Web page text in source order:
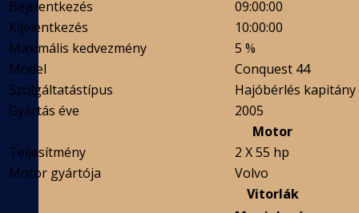
Bejelentkezés
09:00:00
Kijelentkezés
10:00:00
Maximális kedvezmény
5 %
Model
Conquest 44
Szolgáltatástípus
Hajóbérlés
Gyártás éve
2005
Motor
Teljesítmény
2 X 55 hp
Motor gyártója
Volvo
Vitorlák